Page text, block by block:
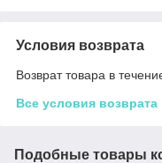
Условия возврата
Возврат товара в
Все условия возврата
Подобные товары